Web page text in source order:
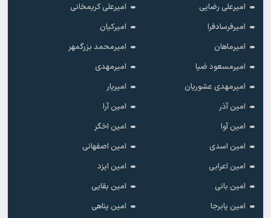
امیرعلی رضایی
امیرعلی کریمخانی
امیرفرسادفرا
امیرکیان
امیرماهان
امیرمحمد بزرگمهر
امیرمسعود ضیا
امیرمهدی
امیرمهدی عشوریان
امیریار
امین آذر
امین آرا
امین آوا
امین اخگر
امین اسدی
امین اصفهانی
امین اعرابی
امین ایزد
امین بانی
امین بقایی
امین پابرجا
امین پناهی